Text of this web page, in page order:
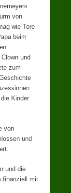
von
wie Tore
beim
und
zum
Kinder
von
und
und die
finanziell mit